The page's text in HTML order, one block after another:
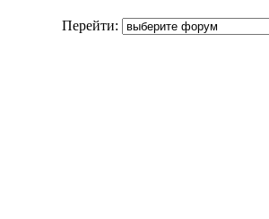
Перейти: